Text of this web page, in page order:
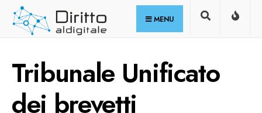
Skip
MENU
Tribunale Unificato
dei brevetti